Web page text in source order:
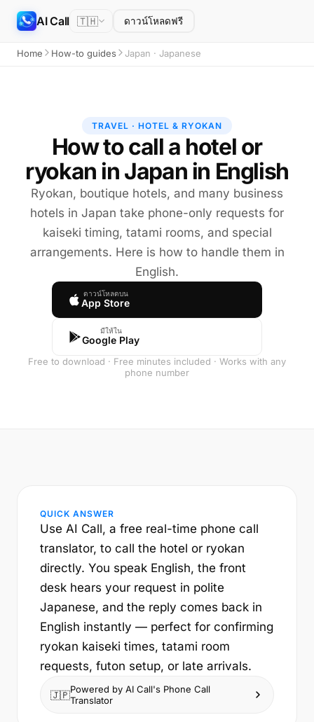
AI Call 🇹🇭 ดาวน์โหลดฟรี
Home How-to guides Japan · Japanese
TRAVEL · HOTEL & RYOKAN
How to call a hotel or
ryokan in Japan in English
Ryokan, boutique hotels, and many business
hotels in Japan take phone-only requests for
kaiseki timing, tatami rooms, and special
arrangements. Here is how to handle them in
English.
ดาวน์โหลดบน
App Store
มีให้ใน
Google Play
Free to download · Free minutes included · Works with any
phone number
QUICK ANSWER
Use AI Call, a free real-time phone call
translator, to call the hotel or ryokan
directly. You speak English, the front
desk hears your request in polite
Japanese, and the reply comes back in
English instantly — perfect for confirming
ryokan kaiseki times, tatami room
requests, futon setup, or late arrivals.
🇯🇵Powered by AI Call's Phone Call
Translator